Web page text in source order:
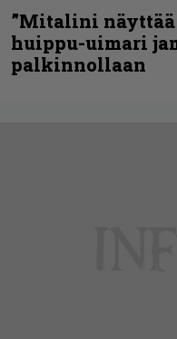
”Mitalini
huippu-uimari
palkinnollaan